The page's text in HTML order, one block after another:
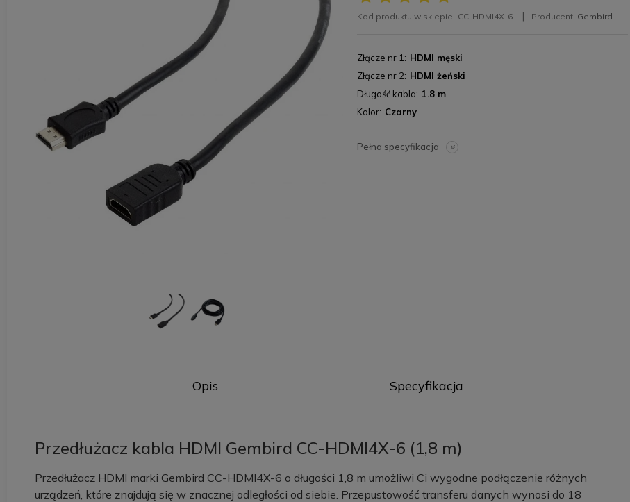
Kod produktu w sklepie: CC-HDMI4X-6 Producent: Gembird
Złącze nr 1
HDMI męski
Złącze nr 2
HDMI żeński
Długość kabla
1.8 m
Kolor Czarny
Pełna specyfikacja
Opis Specyfikacja
Przedłużacz kabla HDMI Gembird CC-HDMI4X-6 (1,8 m)
Przedłużacz HDMI marki Gembird CC-HDMI4X-6 o długości 1,8 m umożliwi Ci wygodne podłączenie różnych
urządzeń, które znajdują się w znacznej odległości od siebie. Przepustowość transferu danych wynosi do 18